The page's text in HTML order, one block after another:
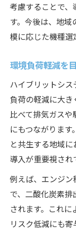
解説
運用コ
農業効
現在注
の実力
省エネ
ツ
ハイブリ
農機導
作業効
ハイブ
す仕組み
考慮することで
す。今後は、地
模に応じた機種選
環境負荷軽減を
ハイブリットシ
負荷の軽減に大
比べて排気ガス
にもつながりま
と共生する地域
導入が重要視され
例えば、エンジン
で、二酸化炭素
されます。これ
リスク低減にも寄